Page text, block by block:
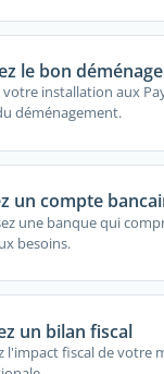
le bon
votre installation aux
déménagement.
un compte
une banque qui
besoins.
un bilan fiscal
l'impact fiscal de votre